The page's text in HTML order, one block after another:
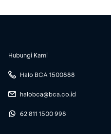
Hubungi Kami
Halo BCA 1500888
halobca@bca.co.id
62 811 1500 998